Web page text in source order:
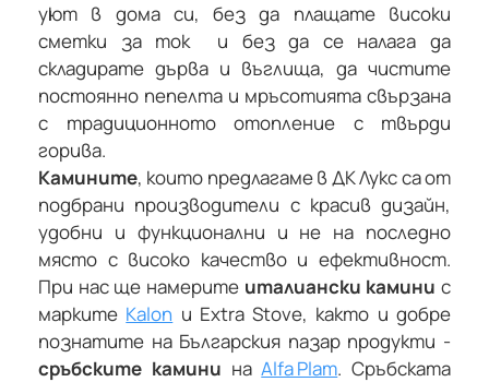
уют в дома си, без да плащате високи
сметки за ток и без да се налага да
складирате дърва и въглища, да чистите
постоянно пепелта и мръсотията свързана
с традиционното отопление с твърди
горива.
Камините, които предлагаме в ДК Лукс са от
подбрани производители с красив дизайн,
удобни и функционални и не на последно
място с високо качество и ефективност.
При нас ще намерите италиански камини с
марките Kalon и Extra Stove, както и добре
познатите на Българския пазар продукти -
сръбските камини наAlfa Plam. Сръбската